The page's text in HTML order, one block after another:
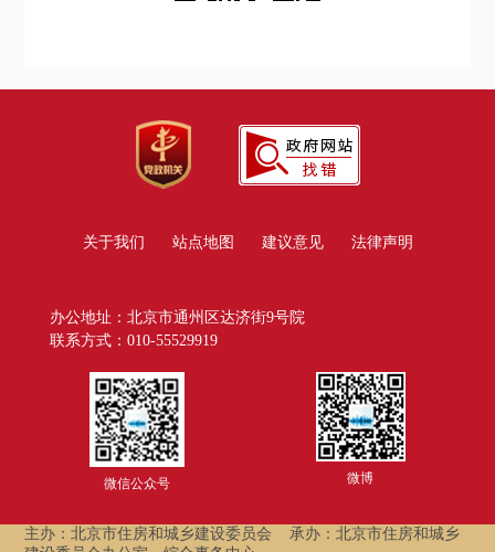
关于我们 站点地图 建议意见 法律声明
办公地址：北京市通州区达济街9号院
联系方式：010-55529919
微信公众号 微博
主办：北京市住房和城乡建设委员会
承办：北京市住房和城乡